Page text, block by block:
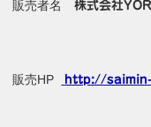
販売者名株式会社
販売HP http://